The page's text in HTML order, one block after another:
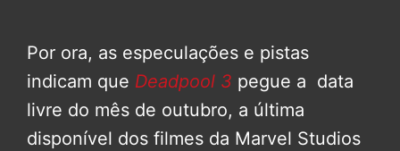
Por ora, as especulações e pistas
indicam que Deadpool 3 pegue a data
livre do mês de outubro, a última
disponível dos filmes da Marvel Studios